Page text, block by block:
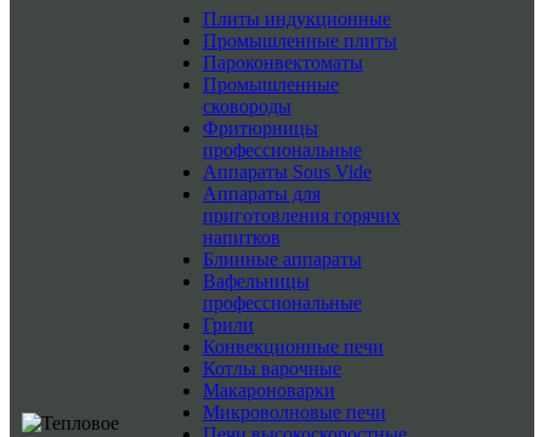
Плиты индукционные
Промышленные плиты
Пароконвектоматы
Промышленные
сковороды
Фритюрницы
профессиональные
Аппараты Sous Vide
Аппараты для
приготовления горячих
напитков
Блинные аппараты
Вафельницы
профессиональные
Грили
Конвекционные печи
Котлы варочные
Макароноварки
Микроволновые печи